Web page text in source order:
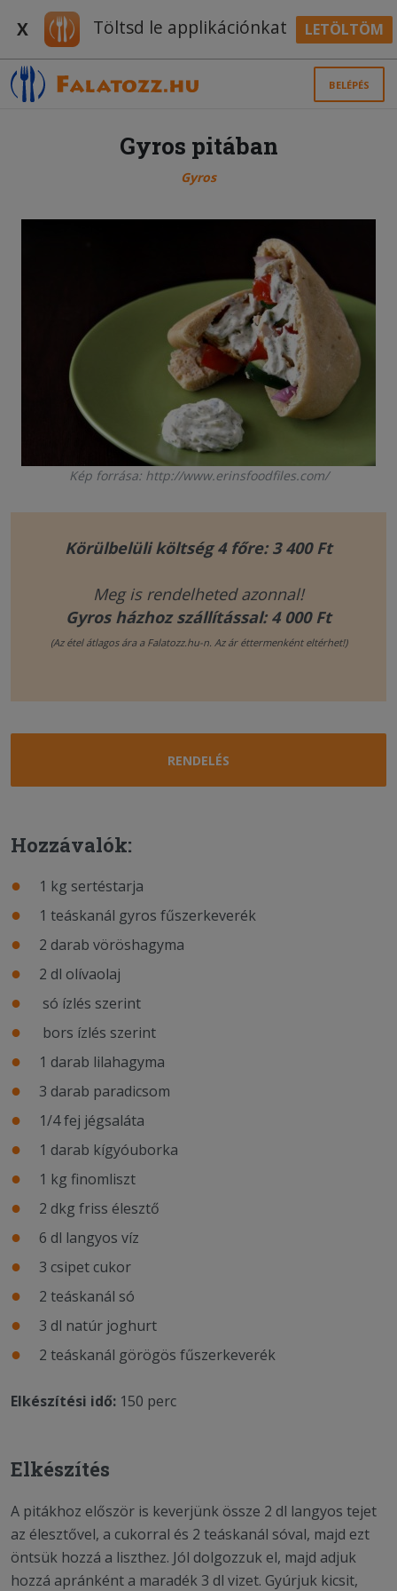
X Töltsd le applikációnkat LETÖLTÖM
BELÉPÉS
Gyros pitában
Gyros
Kép forrása: http://www.erinsfoodfiles.com/
Körülbelüli költség 4 főre: 3 400 Ft
Meg is rendelheted azonnal!
Gyros házhoz szállítással: 4 000 Ft
(Az étel átlagos ára a Falatozz.hu-n. Az ár éttermenként eltérhet!)
RENDELÉS
Hozzávalók:
1 kg sertéstarja
1 teáskanál gyros fűszerkeverék
2 darab vöröshagyma
2 dl olívaolaj
só ízlés szerint
bors ízlés szerint
1 darab lilahagyma
3 darab paradicsom
1/4 fej jégsaláta
1 darab kígyóuborka
1 kg finomliszt
2 dkg friss élesztő
6 dl langyos víz
3 csipet cukor
2 teáskanál só
3 dl natúr joghurt
2 teáskanál görögös fűszerkeverék
Elkészítési idő: 150 perc
Elkészítés
A pitákhoz először is keverjünk össze 2 dl langyos tejet
az élesztővel, a cukorral és 2 teáskanál sóval, majd ezt
öntsük hozzá a liszthez. Jól dolgozzuk el, majd adjuk
hozzá apránként a maradék 3 dl vizet. Gyúrjuk kicsit,